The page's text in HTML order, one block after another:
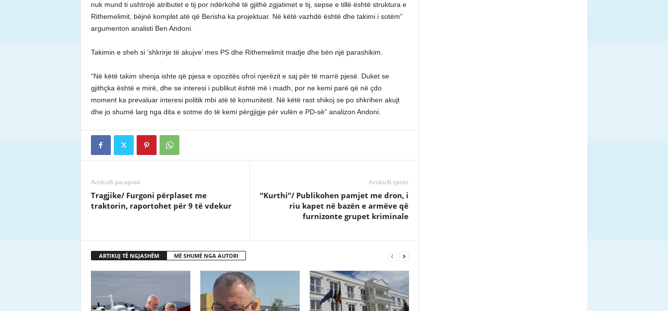
nuk mund ti ushtrojë atributet e tij por ndërkohë të gjithë zgjatimet e tij, sepse e tillë është struktura e
Rithemelimit, bëjnë komplet atë që Berisha ka projektuar. Në këtë vazhdë është dhe takimi i sotëm”
argumenton analisti Ben Andoni.
Takimin e sheh si ‘shkrirje të akujve’ mes PS dhe Rithemelimit madje dhe bën një parashikim.
“Në këtë takim shenja ishte që pjesa e opozitës ofroi njerëzit e saj për të marrë pjesë. Duket se
gjithçka është e mirë, dhe se interesi i publikut është më i madh, por ne kemi parë që në çdo
moment ka prevaluar interesi politik mbi atë të komunitetit. Në këtë rast shikoj se po shkrihen akujt
dhe jo shumë larg nga dita e sotme do të kemi përgjigje për vulën e PD-së” analizon Andoni.
Artikulli paraprak
Tragjike/ Furgoni përplaset me
traktorin, raportohet për 9 të vdekur
Artikulli tjetër
“Kurthi”/ Publikohen pamjet me dron, i
riu kapet në bazën e armëve që
furnizonte grupet kriminale
ARTIKUJ TË NGJASHËM MË SHUMË NGA AUTORI